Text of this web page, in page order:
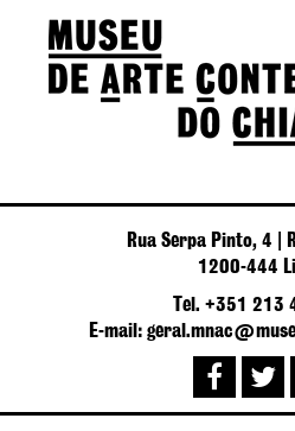
Rua Serpa Pinto, 4 |
1200-444
Tel. +351 213
E-mail: